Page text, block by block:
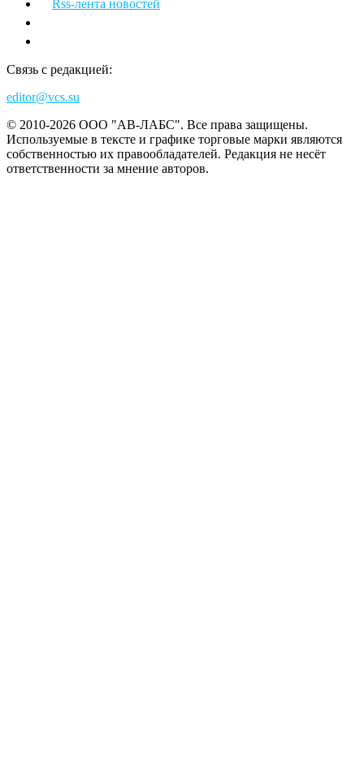
Rss-лента новостей
Связь с редакцией:
editor@vcs.su
© 2010-2026 ООО "АВ-ЛАБС". Все права защищены.
Используемые в тексте и графике торговые марки являются
собственностью их правообладателей. Редакция не несёт
ответственности за мнение авторов.